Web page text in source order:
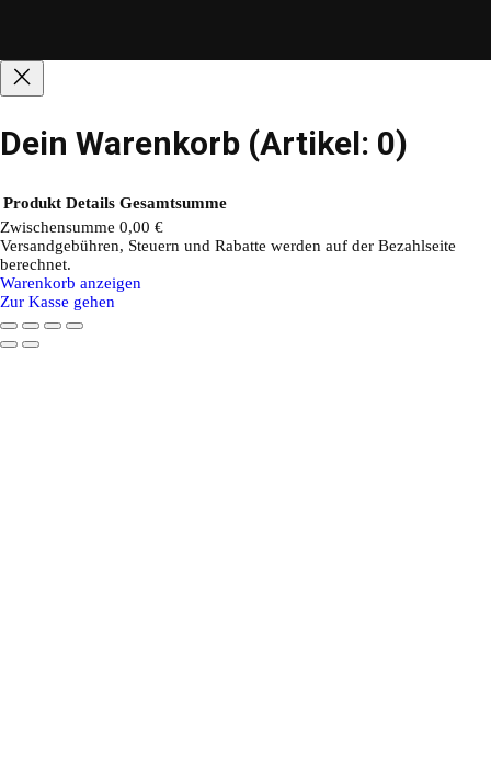
Dein Warenkorb (Artikel: 0)
Produkte
im
Warenkorb
Produkt Details Gesamtsumme
Zwischensumme 0,00 €
Versandgebühren, Steuern und Rabatte werden auf der Bezahlseite
berechnet.
Warenkorb anzeigen
Zur Kasse gehen